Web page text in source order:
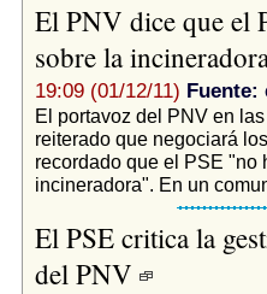
El PNV dice que el
sobre la
19:09 (01/12/11) Fuente:
El portavoz del PNV en
reiterado que negociará
recordado que el PSE "no
incineradora". En un
El PSE critica la
del PNV